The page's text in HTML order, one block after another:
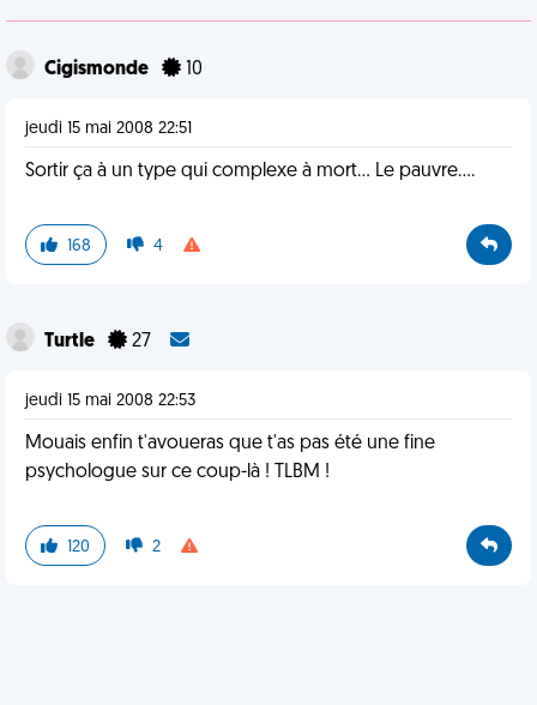
Cigismonde 10
jeudi 15 mai 2008 22:51
Sortir ça à un type qui complexe à mort... Le pauvre....
168 4
Turtle 27
jeudi 15 mai 2008 22:53
Mouais enfin t'avoueras que t'as pas été une fine
psychologue sur ce coup-là ! TLBM !
120 2